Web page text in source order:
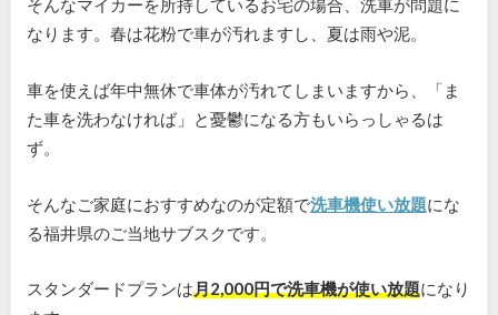
そんなマイカーを所持しているお宅の場合、洗車が問題に
なります。春は花粉で車が汚れますし、夏は雨や泥。
車を使えば年中無休で車体が汚れてしまいますから、「ま
た車を洗わなければ」と憂鬱になる方もいらっしゃるは
ず。
そんなご家庭におすすめなのが定額で洗車機使い放題にな
る福井県のご当地サブスクです。
スタンダードプランは月2,000円で洗車機が使い放題になり